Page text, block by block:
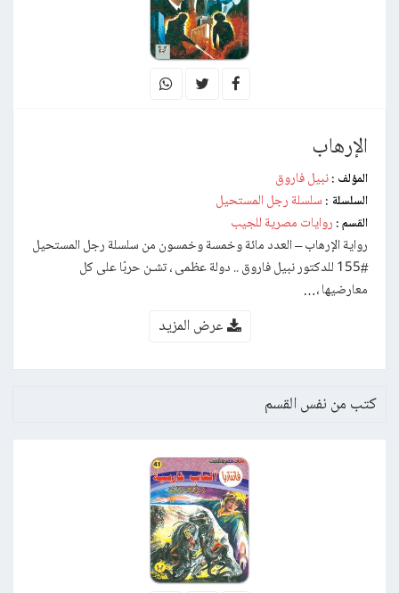
الإرهاب
المؤلف : نبيل فاروق
السلسلة : سلسلة رجل المستحيل
القسم : روايات مصرية للجيب
رواية الإرهاب – العدد مائة وخمسة وخمسون من سلسلة رجل المستحيل
#155 للدكتور نبيل فاروق .. دولة عظمى ، تشـن حربًا على كل
معارضيها ،…
عرض المزيد
كتب من نفس القسم